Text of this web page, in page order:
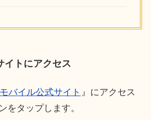
トにアクセス
バイル公式サイト 』にアクセス
をタップします。